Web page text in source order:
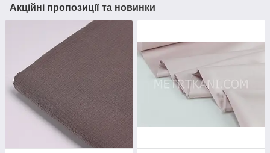
Акційні пропозиції та новинки